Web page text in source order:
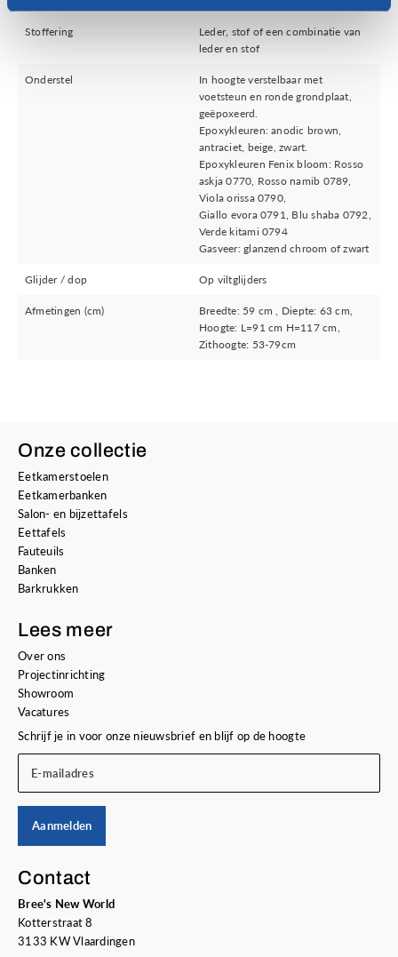
Stoffering
Leder, stof of een combinatie van
leder en stof
Onderstel
In hoogte verstelbaar met
voetsteun en ronde grondplaat,
geëpoxeerd.
Epoxykleuren: anodic brown,
antraciet, beige, zwart.
Epoxykleuren Fenix bloom: Rosso
askja 0770, Rosso namib 0789,
Viola orissa 0790,
Giallo evora 0791, Blu shaba 0792,
Verde kitami 0794
Gasveer: glanzend chroom of zwart
Glijder / dop Op viltglijders
Afmetingen (cm)
Breedte: 59 cm , Diepte: 63 cm,
Hoogte: L=91 cm H=117 cm,
Zithoogte: 53-79cm
Onze collectie
Eetkamerstoelen
Eetkamerbanken
Salon- en bijzettafels
Eettafels
Fauteuils
Banken
Barkrukken
Lees meer
Over ons
Projectinrichting
Showroom
Vacatures
Schrijf je in voor onze nieuwsbrief en blijf op de hoogte
E-mailadres
Aanmelden
Contact
Bree's New World
Kotterstraat 8
3133 KW Vlaardingen